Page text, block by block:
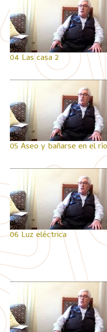
04 Las casa 2
05 Aseo y bañarse en el río
06 Luz eléctrica